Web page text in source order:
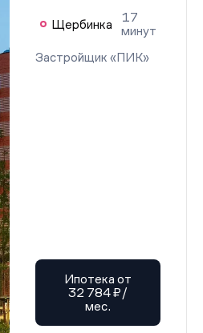
Щербинка
17
минут
Застройщик «ПИК»
Ипотека от
32 784 ₽/
мес.